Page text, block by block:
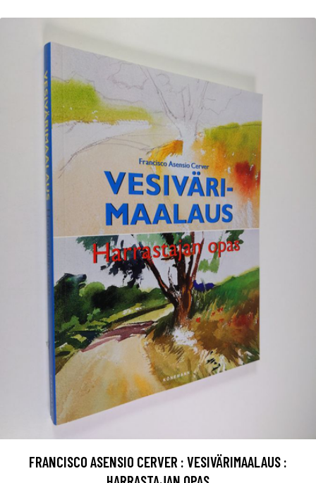
FRANCISCO ASENSIO CERVER : VESIVÄRIMAALAUS :